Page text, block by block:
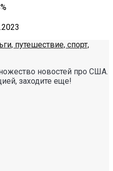
%
новостей про США.
заходите еще!